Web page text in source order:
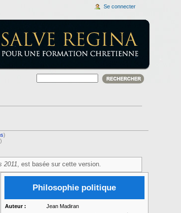
)
2011, est basée sur cette version.
Philosophie politique
Auteur :
Jean Madiran
Se connecter